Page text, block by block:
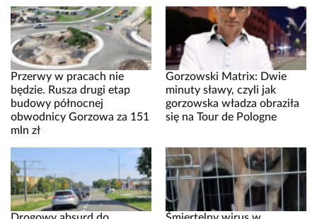
Przerwy w pracach nie
będzie. Rusza drugi etap
budowy północnej
obwodnicy Gorzowa za 151
mln zł
Gorzowski Matrix: Dwie
minuty sławy, czyli jak
gorzowska władza obraziła
się na Tour de Pologne